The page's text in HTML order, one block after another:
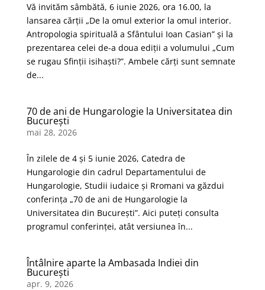
Vă invităm sâmbătă, 6 iunie 2026, ora 16.00, la
lansarea cărții „De la omul exterior la omul interior.
Antropologia spirituală a Sfântului Ioan Casian” și la
prezentarea celei de-a doua ediții a volumului „Cum
se rugau Sfinții isihaști?”. Ambele cărți sunt semnate
de...
70 de ani de Hungarologie la Universitatea din
București
mai 28, 2026
În zilele de 4 și 5 iunie 2026, Catedra de
Hungarologie din cadrul Departamentului de
Hungarologie, Studii iudaice și Rromani va găzdui
conferința „70 de ani de Hungarologie la
Universitatea din București”. Aici puteți consulta
programul conferinței, atât versiunea în...
Întâlnire aparte la Ambasada Indiei din
București
apr. 9, 2026